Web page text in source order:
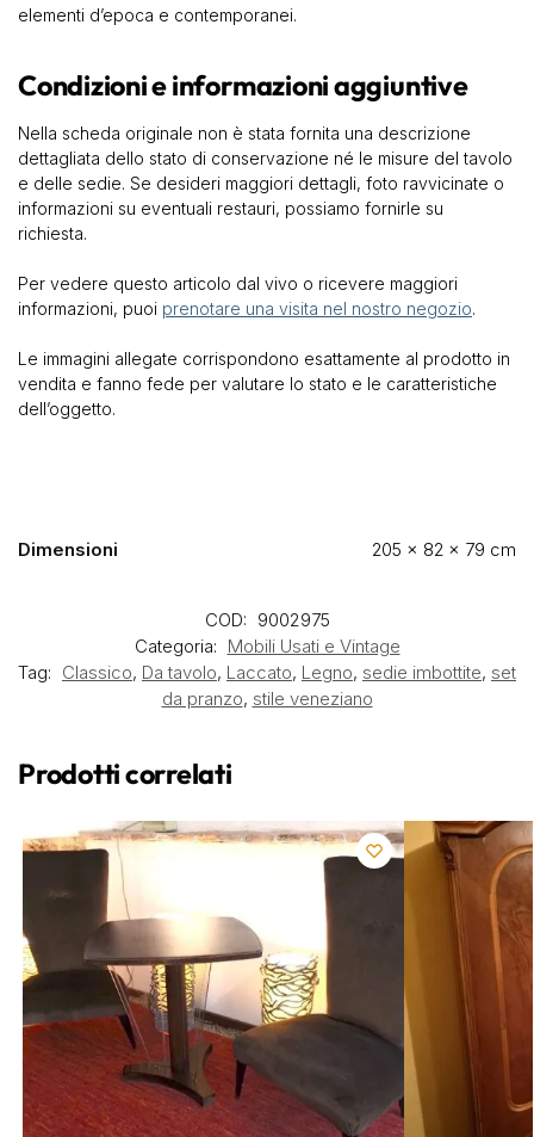
elementi d’epoca e contemporanei.
Condizioni e informazioni aggiuntive
Nella scheda originale non è stata fornita una descrizione
dettagliata dello stato di conservazione né le misure del tavolo
e delle sedie. Se desideri maggiori dettagli, foto ravvicinate o
informazioni su eventuali restauri, possiamo fornirle su
richiesta.
Per vedere questo articolo dal vivo o ricevere maggiori
informazioni, puoi prenotare una visita nel nostro negozio.
Le immagini allegate corrispondono esattamente al prodotto in
vendita e fanno fede per valutare lo stato e le caratteristiche
dell’oggetto.
Dimensioni 205 × 82 × 79 cm
COD: 9002975
Categoria: Mobili Usati e Vintage
Tag: Classico, Da tavolo, Laccato, Legno, sedie imbottite, set
da pranzo, stile veneziano
Prodotti correlati